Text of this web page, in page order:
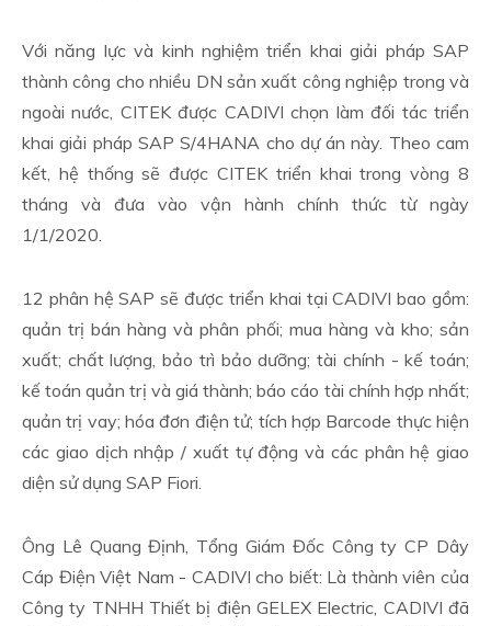
Với năng lực và kinh nghiệm triển khai giải pháp SAP
thành công cho nhiều DN sản xuất công nghiệp trong và
ngoài nước, CITEK được CADIVI chọn làm đối tác triển
khai giải pháp SAP S/4HANA cho dự án này. Theo cam
kết, hệ thống sẽ được CITEK triển khai trong vòng 8
tháng và đưa vào vận hành chính thức từ ngày
1/1/2020.
12 phân hệ SAP sẽ được triển khai tại CADIVI bao gồm:
quản trị bán hàng và phân phối; mua hàng và kho; sản
xuất; chất lượng, bảo trì bảo dưỡng; tài chính - kế toán;
kế toán quản trị và giá thành; báo cáo tài chính hợp nhất;
quản trị vay; hóa đơn điện tử; tích hợp Barcode thực hiện
các giao dịch nhập / xuất tự động và các phân hệ giao
diện sử dụng SAP Fiori.
Ông Lê Quang Định, Tổng Giám Đốc Công ty CP Dây
Cáp Điện Việt Nam - CADIVI cho biết: Là thành viên của
Công ty TNHH Thiết bị điện GELEX Electric, CADIVI đã